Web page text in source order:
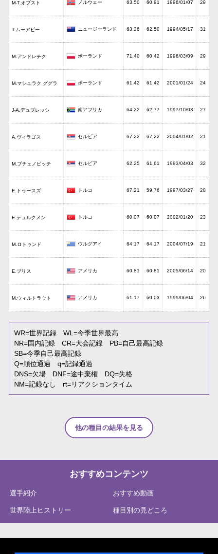
M-T.オブスト ノルウェー 63.50 60.91 1996/01/07 29
T.ムーアビー ニュージーランド 63.26 62.50 1994/05/17 31
M.アンドレチク ポーランド 71.40 60.42 1996/03/09 29
M.マシュラク ググラ ポーランド 61.42 61.42 2001/01/24 24
J-A.デュプレッシ 南アフリカ 64.22 62.77 1997/10/03 27
A.ヴィラゴス セルビア 67.22 67.22 2004/01/02 21
M.ブチェノビッチ セルビア 62.25 61.61 1993/04/03 32
E.トゥースズ トルコ 67.21 59.76 1997/03/27 28
E.テュルクメン トルコ 60.07 60.07 2002/01/20 23
M.ロトゥンド ウルグアイ 64.17 64.17 2004/07/19 21
E.ブリス アメリカ 60.81 60.81 2005/06/14 20
M.ウィルトラウト アメリカ 61.17 60.03 1999/06/04 26
WR=世界記録 WL=今季世界最高
NR=国内記録 CR=大会記録 PB=自己最高記録
SB=今季自己最高記録
Q=順位通過 q=記録通過
DNS=欠場 DNF=途中棄権 DQ=失格
NM=記録なし rt=リアクションタイム
他の種目の結果を見る
おすすめコンテンツ
選手紹介 おすすめ動画
世界陸上ヒストリー 種目別の見どころ